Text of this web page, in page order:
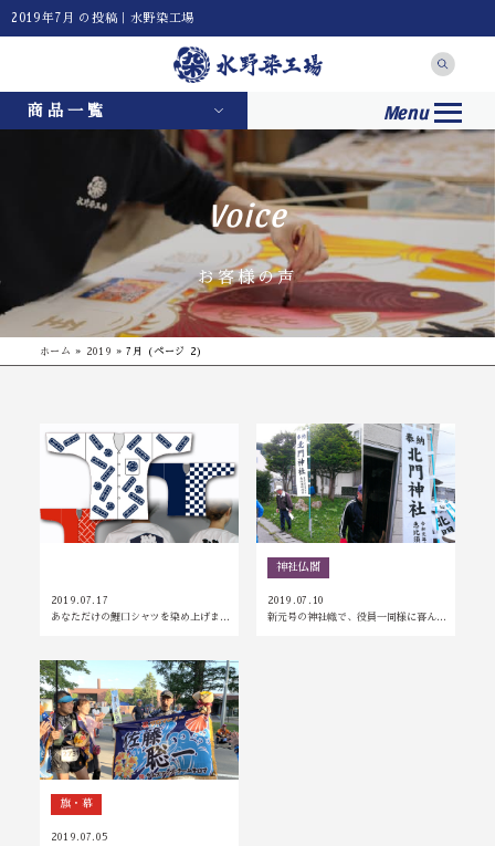
2019年7月 の投稿｜水野染工場
商品一覧 Menu
Voice
お客様の声
ホーム » 2019 »7月 (ページ 2)
2019.07.17
あなただけの鯉口シャツを染め上げま…
神社仏閣
2019.07.10
新元号の神社幟で、役員一同様に喜ん…
旗・幕
2019.07.05